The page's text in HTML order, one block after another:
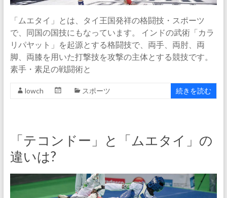
「ムエタイ」とは、タイ王国発祥の格闘技・スポーツ
で、同国の国技にもなっています。 インドの武術「カラ
リパヤット」を起源とする格闘技で、両手、両肘、両
脚、両膝を用いた打撃技を攻撃の主体とする競技です。
素手・素足の戦闘術と
lowch スポーツ 続きを読む
「テコンドー」と「ムエタイ」の
違いは?